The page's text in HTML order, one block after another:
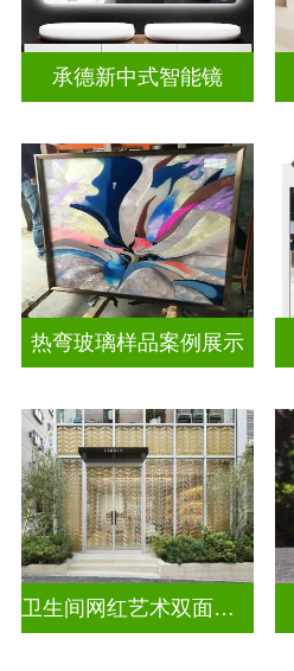
承德新中式智能镜
热弯玻璃样品案例展示
卫生间网红艺术双面玻璃墙